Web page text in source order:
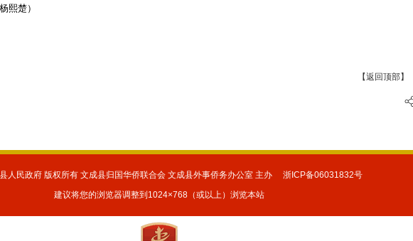
熙楚）
【返回顶部】
人民政府 版权所有 文成县归国华侨联合会 文成县外事侨务办公室 主办 浙ICP备06031832号
建议将您的浏览器调整到1024×768（或以上）浏览本站